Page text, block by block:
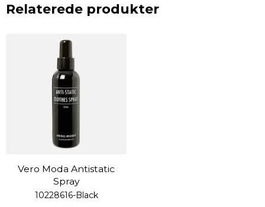
Relaterede produkter
Vero Moda Antistatic
Spray
10228616-Black